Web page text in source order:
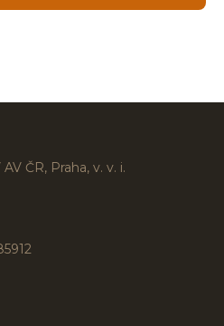
ČR, Praha, v. v. i.